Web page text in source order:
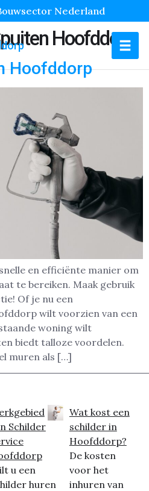
Nederland
Hoofddorp
Hoofddorp
en efficiënte manier om
te bereiken. Maak gebruik
Of je nu een
wilt voorzien van een
woning wilt
biedt talloze voordelen.
muren als […]
Schilder
u een
huren
Wat kost een
schilder in
Hoofddorp?
De kosten
voor het
inhuren van